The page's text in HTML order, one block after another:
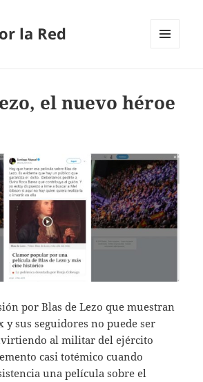
la Red
el nuevo héroe
por Blas de Lezo que muestran
y sus seguidores no puede ser
al militar del ejército
casi totémico cuando
una película sobre el